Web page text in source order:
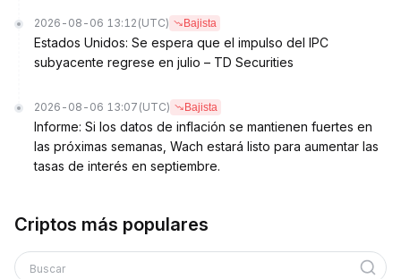
2026-08-06 13:12 (UTC) Bajista
Estados Unidos: Se espera que el impulso del IPC
subyacente regrese en julio – TD Securities
2026-08-06 13:07 (UTC) Bajista
Informe: Si los datos de inflación se mantienen fuertes en
las próximas semanas, Wach estará listo para aumentar las
tasas de interés en septiembre.
Criptos más populares
Buscar